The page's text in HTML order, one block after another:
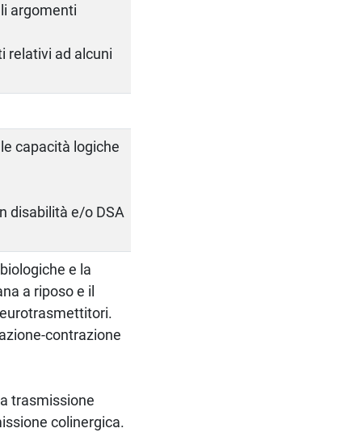
argomenti
relativi ad alcuni
capacità logiche
disabilità e/o DSA
e la
a riposo e il
contrazione
trasmissione
colinergica.